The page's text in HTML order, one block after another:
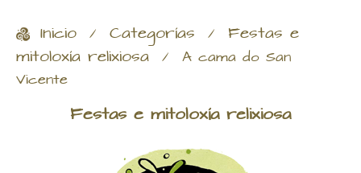
Inicio / Categorías / Festas e
mitoloxía relixiosa / A cama do San
Vicente
Festas e mitoloxía relixiosa